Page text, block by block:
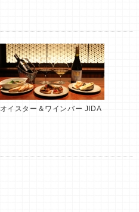
オイスター＆ワインバー JIDA